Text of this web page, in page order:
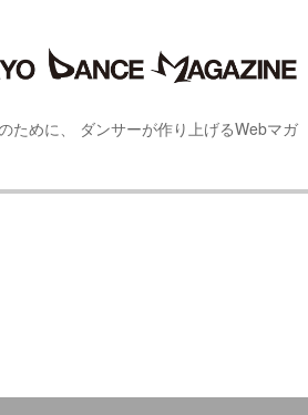
ために、 ダンサーが作り上げるWebマガ